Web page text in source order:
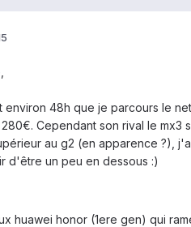
environ 48h que je parcours le
Cependant son rival le mx3
au g2 (en apparence ?),
d'être un peu en dessous :)
huawei honor (1ere gen) qui